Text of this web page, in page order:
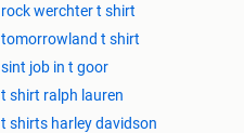
rock werchter t shirt
tomorrowland t shirt
sint job in t goor
t shirt ralph lauren
t shirts harley davidson